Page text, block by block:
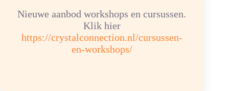
Nieuwe aanbod workshops en cursussen.
Klik hier
https://crystalconnection.nl/cursussen-
en-workshops/
Heeft een zuiverende werking op vegetatieve zenuwstelsel, op
Spoort positieve gedachte aan. Inspireert hormoonproductie.
Meer vitaliteit en creativiteit.
Helende werking op geslachtsorganen.